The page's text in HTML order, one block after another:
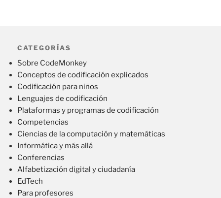
CATEGORÍAS
Sobre CodeMonkey
Conceptos de codificación explicados
Codificación para niños
Lenguajes de codificación
Plataformas y programas de codificación
Competencias
Ciencias de la computación y matemáticas
Informática y más allá
Conferencias
Alfabetización digital y ciudadanía
EdTech
Para profesores